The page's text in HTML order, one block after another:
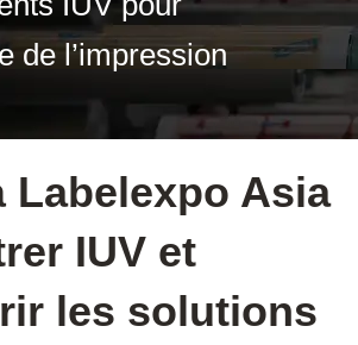
de l’impression
Labelexpo Asia
IUV et
les solutions